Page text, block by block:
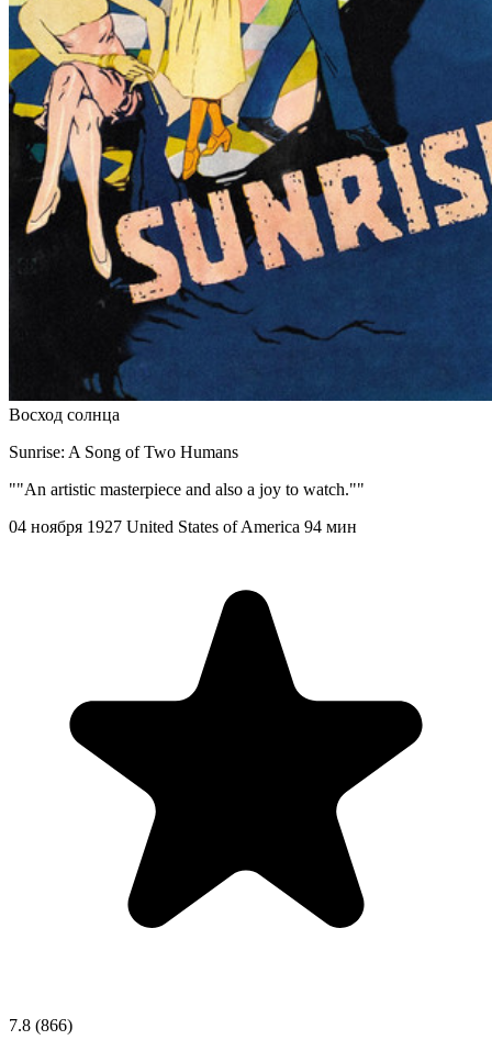
Восход солнца
Sunrise: A Song of Two Humans
""An artistic masterpiece and also a joy to watch.""
04 ноября 1927 United States of America 94 мин
7.8 (866)